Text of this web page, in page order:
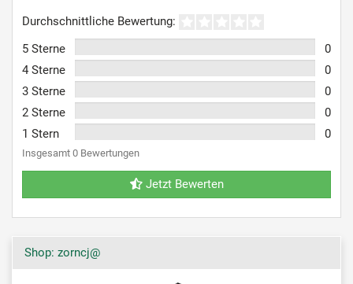
Durchschnittliche Bewertung:
5 Sterne
0
4 Sterne
0
3 Sterne
0
2 Sterne
0
1 Stern
0
Insgesamt 0 Bewertungen
Jetzt Bewerten
Shop: zorncj@